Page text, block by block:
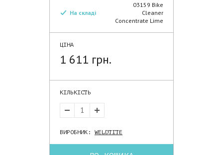
На складі
03159 Bike
Cleaner
Concentrate Lime
ЦІНА
1 611 грн.
КІЛЬКІСТЬ
ВИРОБНИК: WELDTITE